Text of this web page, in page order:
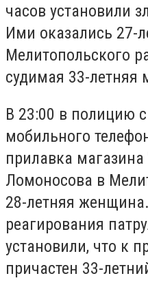
часов установили
Ими оказались 27-
Мелитопольского
судимая 33-летняя
В 23:00 в полицию
мобильного
прилавка
Ломоносова в
28-летняя
реагирования
установили, что к
причастен 33-